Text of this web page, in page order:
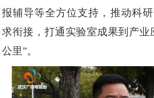
报辅导等全方位支持，推动科
求衔接 ， 打通实验室成果到产业
公里”。